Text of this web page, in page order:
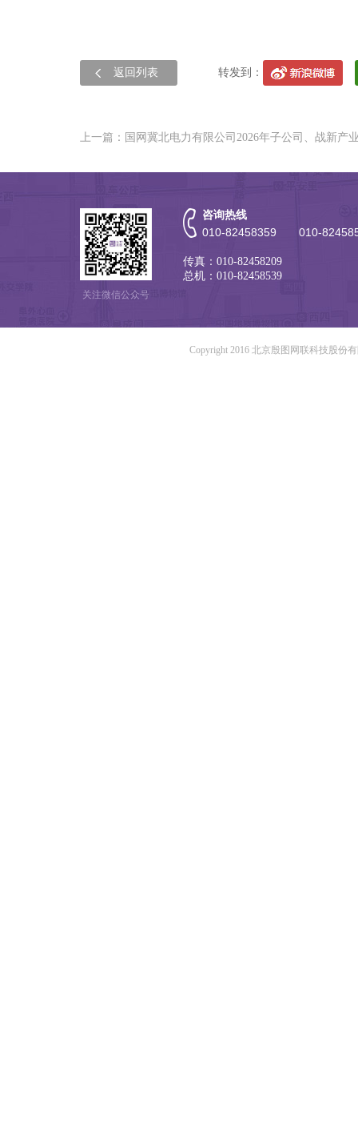
返回列表 转发到：
上一篇：国网冀北电力有限公司2026年子公司、战新
关注微信公众号
咨询热线
010-82458359 010-
传真：010-82458209
总机：010-82458539
Copyright 2016 北京殷图网联科技股份